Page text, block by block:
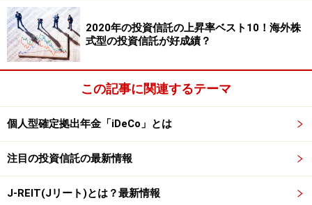
2020年の投資信託の上昇率ベスト10！海外株
式型の投資信託が好成績？
この記事に関連するテーマ
個人型確定拠出年金「iDeCo」とは
注目の投資信託の最新情報
J-REIT(Jリート)とは？最新情報